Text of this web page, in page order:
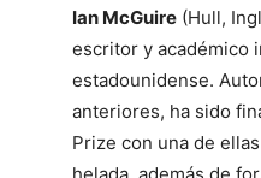
Ian McGuire (Hull,
escritor y académico
estadounidense.
anteriores, ha sido
Prize con una de
helada, además de